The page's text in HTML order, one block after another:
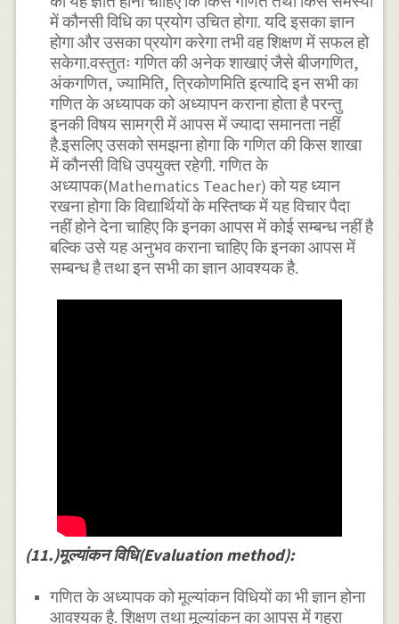
में कौनसी विधि का प्रयोग उचित होगा. यदि इसका ज्ञान
होगा और उसका प्रयोग करेगा तभी वह शिक्षण में सफल हो
सकेगा.वस्तुतः गणित की अनेक शाखाएं जैसे बीजगणित,
अंकगणित, ज्यामिति, त्रिकोणमिति इत्यादि इन सभी का
गणित के अध्यापक को अध्यापन कराना होता है परन्तु
इनकी विषय सामग्री में आपस में ज्यादा समानता नहीं
है.इसलिए उसको समझना होगा कि गणित की किस शाखा
में कौनसी विधि उपयुक्त रहेगी. गणित के
अध्यापक(Mathematics Teacher) को यह ध्यान
रखना होगा कि विद्यार्थियों के मस्तिष्क में यह विचार पैदा
नहीं होने देना चाहिए कि इनका आपस में कोई सम्बन्ध नहीं है
बल्कि उसे यह अनुभव कराना चाहिए कि इनका आपस में
सम्बन्ध है तथा इन सभी का ज्ञान आवश्यक है.
(11.)मूल्यांकन विधि(Evaluation method):
गणित के अध्यापक को मूल्यांकन विधियों का भी ज्ञान होना
आवश्यक है. शिक्षण तथा मूल्यांकन का आपस में गहरा